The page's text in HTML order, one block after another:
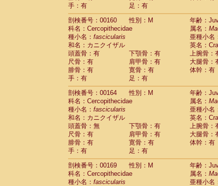
手：有
足：有
剖検番号：00160
性別：M
年齢：
科名：Cercopithecidae
属名：
種小名： fascicularis
亜種小名
和名：カニクイザル
英名：
頭蓋骨：有
下顎骨：有
上腕骨：
尺骨：有
肩甲骨：有
大腿骨：
腓骨：有
寛骨：有
体幹：有
手：有
足：有
剖検番号：00164
性別：M
年齢：
科名：Cercopithecidae
属名：
種小名： fascicularis
亜種小名
和名：カニクイザル
英名：
頭蓋骨：無
下顎骨：有
上腕骨：
尺骨：有
肩甲骨：有
大腿骨：
腓骨：有
寛骨：有
体幹：有
手：有
足：有
剖検番号：00169
性別：M
年齢：
科名：Cercopithecidae
属名：
種小名： fascicularis
亜種小名